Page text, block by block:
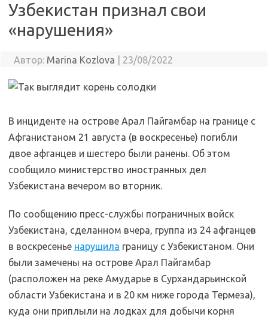
Узбекистан признал свои
«нарушения»
Автор: Marina Kozlova 23/08/2022
В инциденте на острове Арал Пайгамбар на границе с
Афганистаном 21 августа (в воскресенье) погибли
двое афганцев и шестеро были ранены. Об этом
сообщило министерство иностранных дел
Узбекистана вечером во вторник.
По сообщению пресс-службы пограничных войск
Узбекистана, сделанном вчера, группа из 24 афганцев
в воскресенье нарушила границу с Узбекистаном. Они
были замечены на острове Арал Пайгамбар
(расположен на реке Амударье в Сурхандарьинской
области Узбекистана и в 20 км ниже города Термеза),
куда они приплыли на лодках для добычи корня